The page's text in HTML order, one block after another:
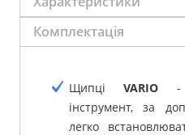
Комплектація
ЩипціVARIO -
інструмент, за
легко